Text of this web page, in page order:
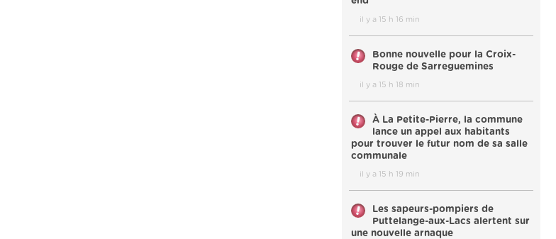
il y a 15 h 16 min
Bonne nouvelle pour la Croix-
Rouge de Sarreguemines
il y a 15 h 18 min
À La Petite-Pierre, la commune
lance un appel aux habitants
pour trouver le futur nom de sa salle
communale
il y a 15 h 19 min
Les sapeurs-pompiers de
Puttelange-aux-Lacs alertent sur
une nouvelle arnaque